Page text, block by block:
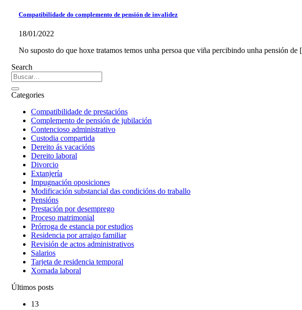
Compatibilidade do complemento de pensión de invalidez
18/01/2022
No suposto do que hoxe tratamos temos unha persoa que viña percibindo unha pensión de
Search
Categories
Compatibilidade de prestacións
Complemento de pensión de jubilación
Contencioso administrativo
Custodia compartida
Dereito ás vacacións
Dereito laboral
Divorcio
Extanjería
Impugnación oposiciones
Modificación substancial das condicións do traballo
Pensións
Prestación por desemprego
Proceso matrimonial
Prórroga de estancia por estudios
Residencia por arraigo familiar
Revisión de actos administrativos
Salarios
Tarjeta de residencia temporal
Xornada laboral
Últimos posts
13